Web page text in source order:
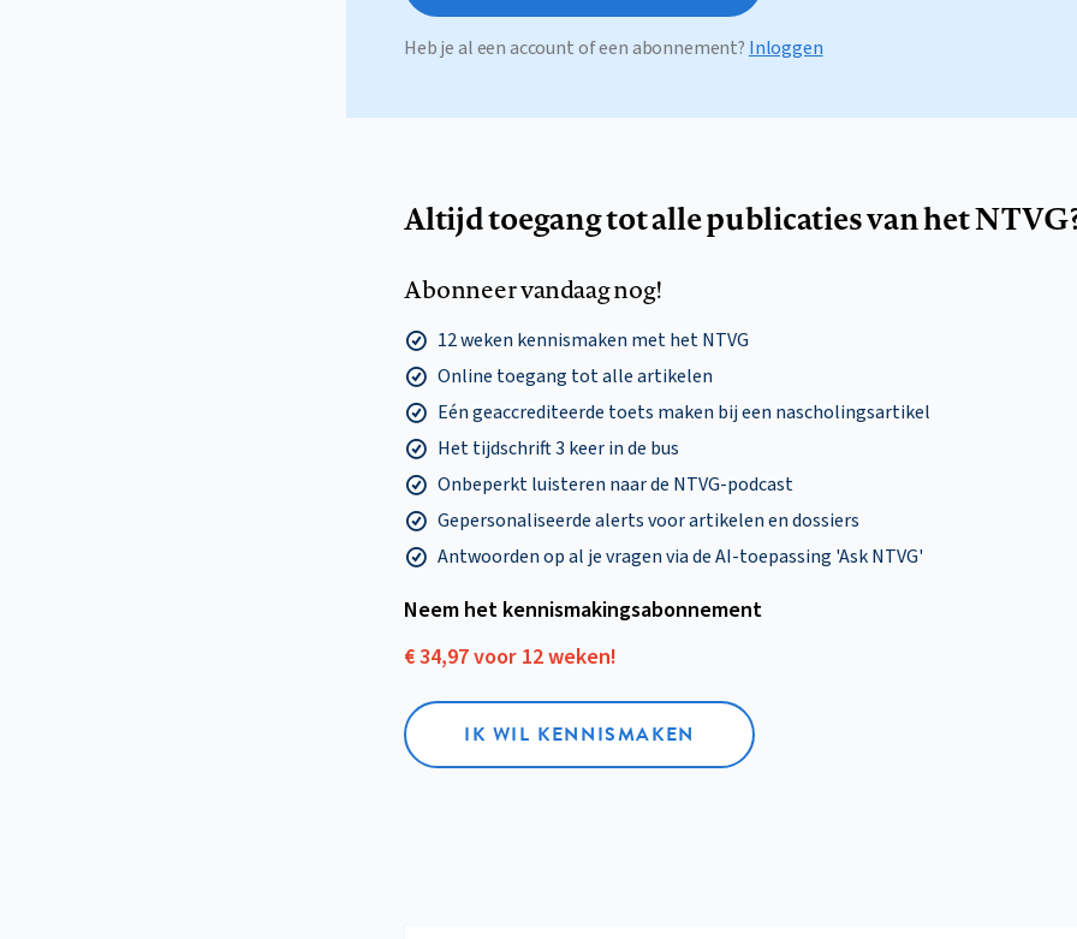
Heb je al een account of een abonnement? Inloggen
Altijd toegang tot alle publicaties van het
Abonneer vandaag nog!
12 weken kennismaken met het NTVG
Online toegang tot alle artikelen
Eén geaccrediteerde toets maken bij een nascholingsartikel
Het tijdschrift 3 keer in de bus
Onbeperkt luisteren naar de NTVG-podcast
Gepersonaliseerde alerts voor artikelen en dossiers
Antwoorden op al je vragen via de AI-toepassing 'Ask NTVG'
Neem het kennismakings­abonnement
€ 34,97 voor 12 weken!
IK WIL KENNISMAKEN